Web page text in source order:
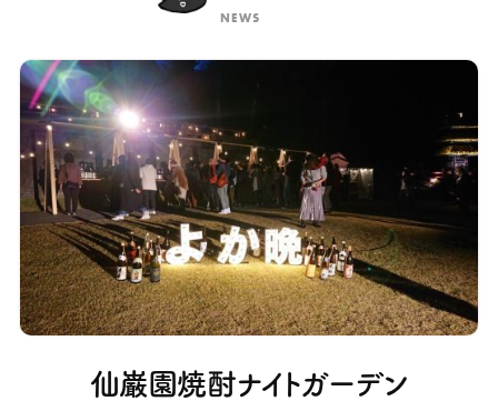
NEWS
仙巌園焼酎ナイトガーデン